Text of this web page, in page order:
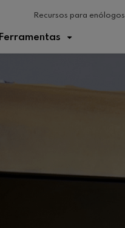
Ferramentas
Recursos para enólogos